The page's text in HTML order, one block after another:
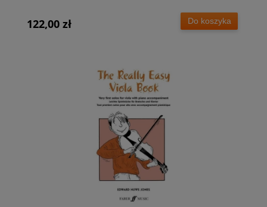
altówkę i fortepian
122,00 zł Do koszyka